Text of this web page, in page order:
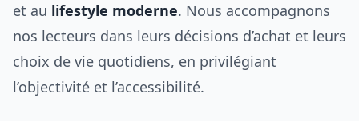
et au lifestyle moderne. Nous accompagnons
nos lecteurs dans leurs décisions d’achat et leurs
choix de vie quotidiens, en privilégiant
l’objectivité et l’accessibilité.